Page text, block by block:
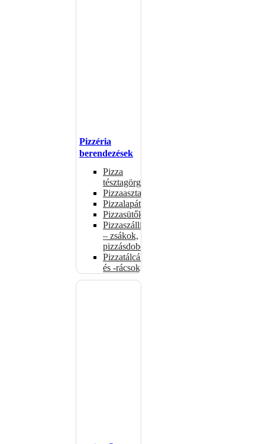
Pizzéria
berendezések
Pizza
tésztagörgők
Pizzaasztalok
Pizzalapátok
Pizzasütők
Pizzaszállítás
– zsákok,
pizzásdobozok
Pizzatálcák
és -rácsok